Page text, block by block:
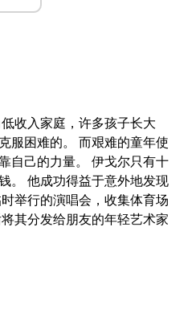
收入家庭，许多孩子长大
服困难的。 而艰难的童年使
自己的力量。 伊戈尔只有十
。 他成功得益于意外地发现
举行的演唱会，收集体育场
其分发给朋友的年轻艺术家